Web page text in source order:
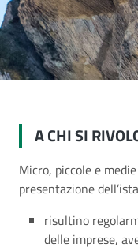
A CHI SI
Micro, piccole e
presentazione
risultino
delle imprese,